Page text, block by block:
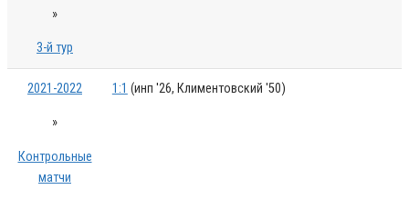
»
3-й тур
2021-2022
»
Контрольные
матчи
1:1 (инп '26, Климентовский '50)